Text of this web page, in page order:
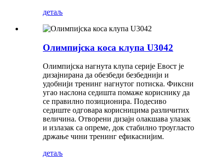
детаљ
Олимпијска коса клупа U3042
Олимпијска нагнута клупа серије Евост је
дизајнирана да обезбеди безбеднији и
удобнији тренинг нагнутог потиска. Фиксни
угао наслона седишта помаже кориснику да
се правилно позиционира. Подесиво
седиште одговара корисницима различитих
величина. Отворени дизајн олакшава улазак
и излазак са опреме, док стабилно троугласто
држање чини тренинг ефикаснијим.
детаљ